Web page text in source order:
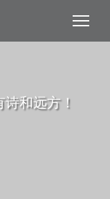
和远方！